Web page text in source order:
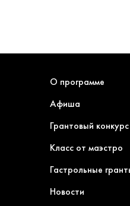
О программе
Афиша
Грантовый конкурс
Класс от маэстро
Гастрольные
Новости